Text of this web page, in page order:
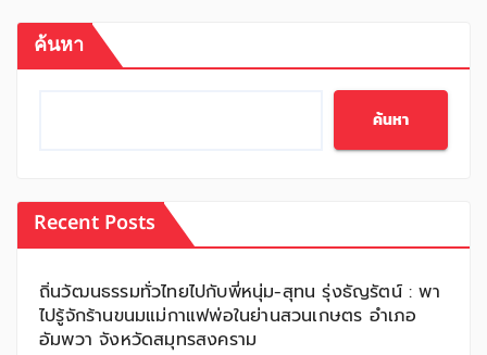
ค้นหา
ค้นหา
Recent Posts
ถิ่นวัฒนธรรมทั่วไทยไปกับพี่หนุ่ม-สุทน รุ่งธัญรัตน์ : พา
ไปรู้จักร้านขนมแม่กาแฟพ่อในย่านสวนเกษตร อำเภอ
อัมพวา จังหวัดสมุทรสงคราม